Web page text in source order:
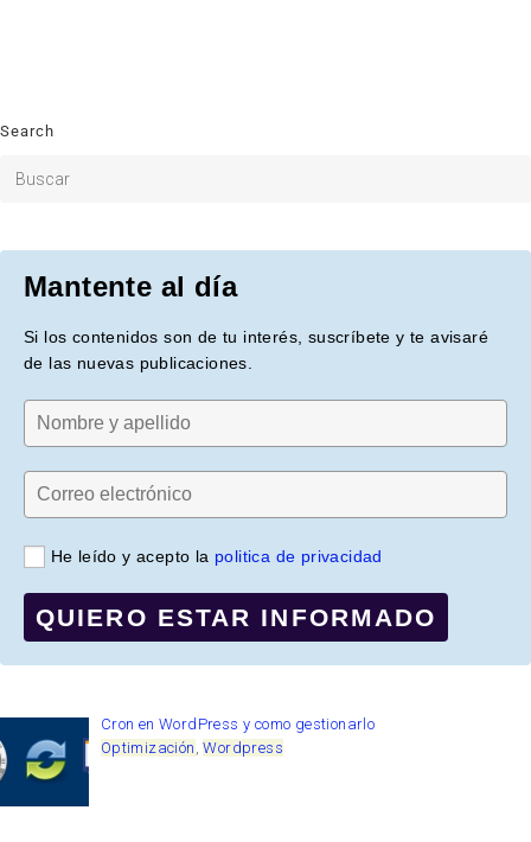
Search
Mantente al día
Si los contenidos son de tu interés, suscríbete y te avisaré
de las nuevas publicaciones.
He leído y acepto la politica de privacidad
QUIERO ESTAR INFORMADO
Cron en WordPress y como gestionarlo
Optimización ,Wordpress